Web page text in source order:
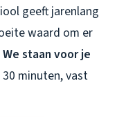
geeft jarenlang
waard om er
staan voor je
30 minuten, vast